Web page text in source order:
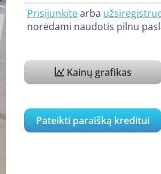
Prisijunkitearba
norėdami naudotis pilnu
Kainų grafikas
Pateikti paraišką kreditui